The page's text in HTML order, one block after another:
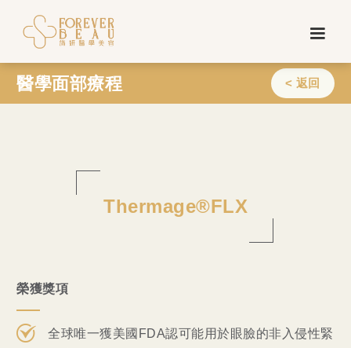
醫學面部療程 < 返回
Thermage®FLX
榮獲獎項
全球唯一獲美國FDA認可能用於眼臉的非入侵性緊